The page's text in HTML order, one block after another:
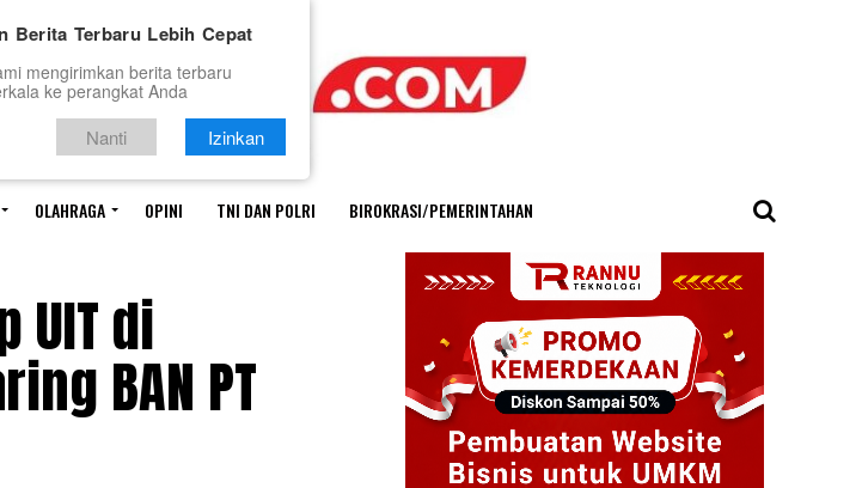
OLAHRAGA OPINI TNI DAN POLRI BIROKRASI/PEMERINTAHAN
UIT di
BAN PT
Berita Terbaru Lebih Cepat
mengirimkan berita terbaru
ke perangkat Anda
Nanti Izinkan